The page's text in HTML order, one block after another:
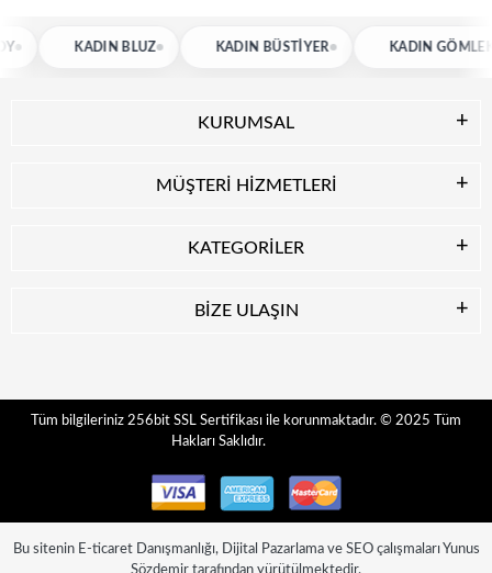
KADIN BLUZ KADIN BÜSTIYER KADIN GÖMLEK
KURUMSAL
MÜŞTERİ HİZMETLERİ
KATEGORİLER
BİZE ULAŞIN
Tüm bilgileriniz 256bit SSL Sertifikası ile korunmaktadır. © 2025
Tüm
Hakları Saklıdır.
Bu sitenin E-ticaret Danışmanlığı, Dijital Pazarlamave SEOçalışmaları Yunus